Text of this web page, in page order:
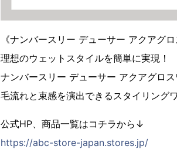
《ナンバースリー デューサー アクアグロ
理想のウェットスタイルを簡単に実現！
ナンバースリー デューサー アクアグロ
毛流れと束感を演出できるスタイリング
公式HP、商品一覧はコチラから↓
https://abc-store-japan.stores.jp/